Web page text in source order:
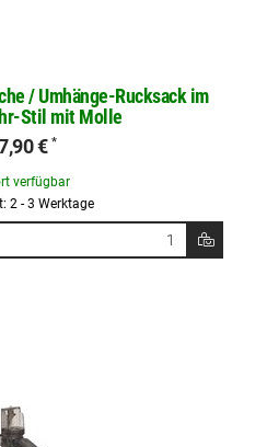
/ Umhänge-Rucksack im
Stil mit Molle
€ *
verfügbar
2 - 3 Werktage